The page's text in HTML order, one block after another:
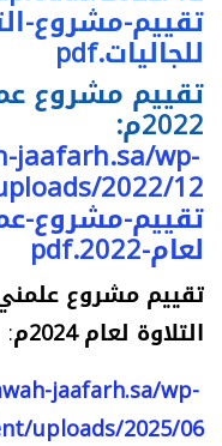
تقییم-مشروع-
للجالیات.pdf
تقييم مشروع
2022م :
jaafarh.sa/wp-
تقييم-مشروع-
لعام-2022.pdf
التلاوة لعام 2024م
:
jaafarh.sa/wp-